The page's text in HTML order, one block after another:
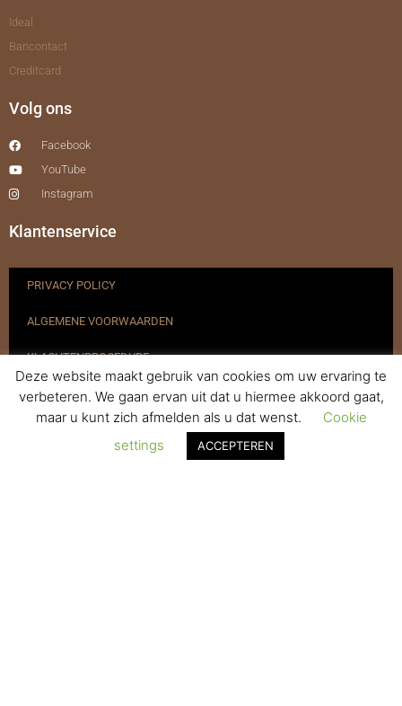
Ideal
Bancontact
Creditcard
Volg ons
Facebook
YouTube
Instagram
Klantenservice
PRIVACY POLICY
ALGEMENE VOORWAARDEN
KLACHTENPROCEDURE
VERZENDEN & RETOURNEREN
Deze website maakt gebruik van cookies om uw ervaring te
verbeteren. We gaan ervan uit dat u hiermee akkoord gaat,
maar u kunt zich afmelden als u dat wenst.
Cookie
settings
ACCEPTEREN